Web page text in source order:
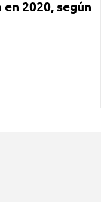
2020, según